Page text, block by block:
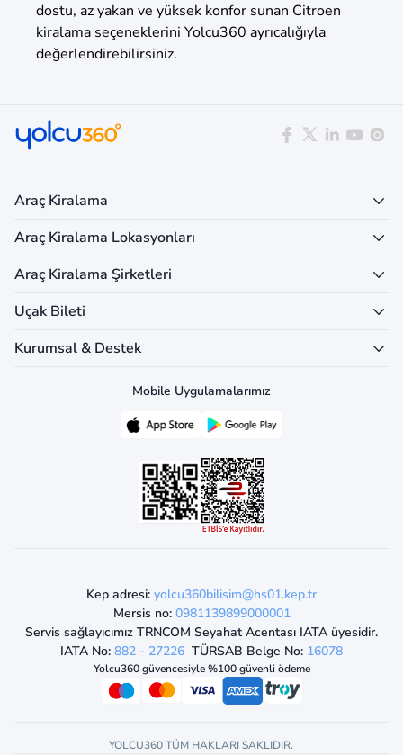
dostu, az yakan ve yüksek konfor sunan Citroen
kiralama seçeneklerini Yolcu360 ayrıcalığıyla
değerlendirebilirsiniz.
Araç Kiralama
Araç Kiralama Lokasyonları
Araç Kiralama Şirketleri
Uçak Bileti
Kurumsal & Destek
Mobile Uygulamalarımız
Kep adresi: yolcu360bilisim@hs01.kep.tr
Mersis no: 0981139899000001
Servis sağlayıcımız TRNCOM Seyahat Acentası IATA üyesidir.
IATA No: 882 - 27226 TÜRSAB Belge No: 16078
Yolcu360 güvencesiyle %100 güvenli ödeme
YOLCU360 TÜM HAKLARI SAKLIDIR.